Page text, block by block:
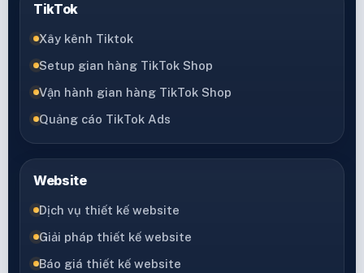
TikTok
Xây kênh Tiktok
Setup gian hàng TikTok Shop
Vận hành gian hàng TikTok Shop
Quảng cáo TikTok Ads
Website
Dịch vụ thiết kế website
Giải pháp thiết kế website
Báo giá thiết kế website